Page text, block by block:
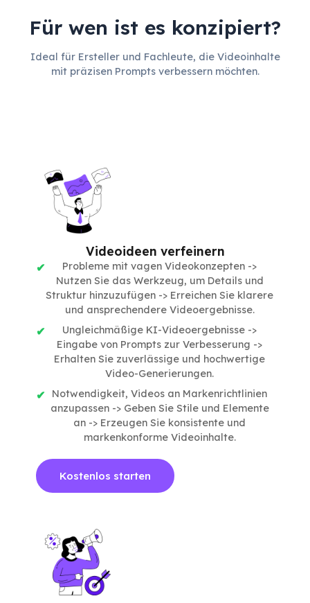
Für wen ist es konzipiert?
Ideal für Ersteller und Fachleute, die Videoinhalte
mit präzisen Prompts verbessern möchten.
Videoideen verfeinern
Probleme mit vagen Videokonzepten ->
Nutzen Sie das Werkzeug, um Details und
Struktur hinzuzufügen -> Erreichen Sie klarere
und ansprechendere Videoergebnisse.
Ungleichmäßige KI-Videoergebnisse ->
Eingabe von Prompts zur Verbesserung ->
Erhalten Sie zuverlässige und hochwertige
Video-Generierungen.
Notwendigkeit, Videos an Markenrichtlinien
anzupassen -> Geben Sie Stile und Elemente
an -> Erzeugen Sie konsistente und
markenkonforme Videoinhalte.
Kostenlos starten